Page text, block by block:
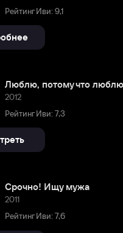
Рейтинг Иви: 9,1
Люблю, потому что люблю
2012
Рейтинг Иви: 7,3
Срочно! Ищу мужа
2011
Рейтинг Иви: 7,6